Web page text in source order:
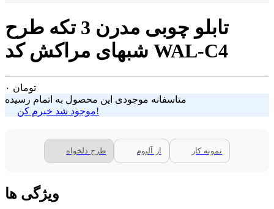
تابلو چوبی مدرن 3 تکه طرح
شبهای مراکش کد WAL-C4
۰ تومان
متاسفانه موجودی این محصول به اتمام رسیده
موجود شد خبرم کن!
طرح دلخواه از آلبوم نمونه کار
ویژگی ها